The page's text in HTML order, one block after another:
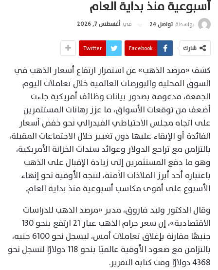
أسبوعية منذ بداية العام
بواسطة تواصل 24 في أغسطس 7, 2026
شارك Facebook
Twitter
كشف «مرصد الذهب» عن استمرار ارتفاع أسعار الذهب في
السوق المحلية والبورصات العالمية خلال تعاملات اليوم
الجمعة، مدعومة بصدور بيانات وظائف أمريكية جاءت
أضعف من توقعات الأسواق، ما عزز رهانات المستثمرين
على اتجاه مجلس الاحتياطي الفيدرالي نحو خفض أسعار
الفائدة أو الإبقاء عليها دون تغيير خلال الاجتماعات المقبلة،
بالتزامن مع تراجع الدولار وعوائد سندات الخزانة الأمريكية،
وهو ما دفع المستثمرين إلى زيادة الإقبال على الذهب
باعتباره أحد أبرز الملاذات الآمنة، لتتجه الأوقية نحو إنهاء
الأسبوع على أقوى مكاسب أسبوعية منذ بداية العام.
وقال الدكتور وليد فاروق، مدير «مرصد الذهب للدراسات
الاقتصادية»، إن سعر جرام الذهب عيار 21 ارتفع بنحو 130
جنيهًا مقارنة بإغلاق تعاملات أمس، ليسجل نحو 6100 جنيه،
بالتزامن مع صعود الأوقية عالميًا بنحو 118 دولارًا لتسجل نحو
4368 دولارًا وقت كتابة التقرير.